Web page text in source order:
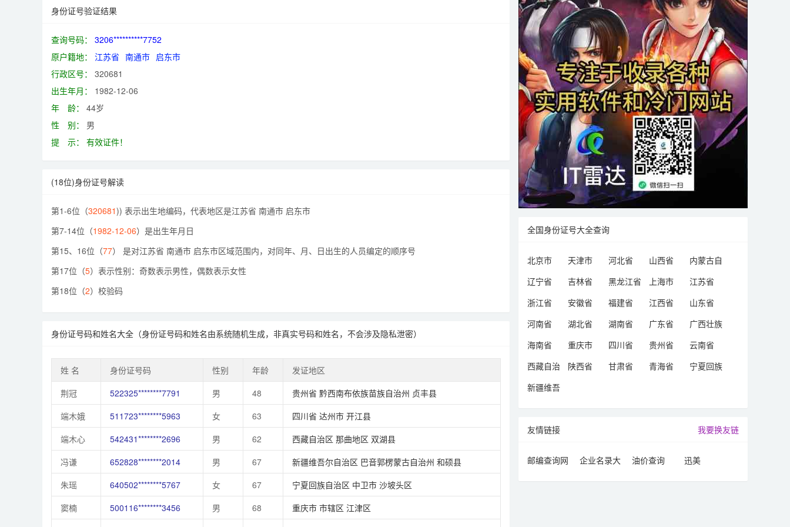
身份证号验证结果
查询号码：
3206**********7752
原户籍地：
江苏省 南通市 启东市
行政区号：
320681
出生年月：
1982-12-06
年 龄：
44岁
性 别：
男
提 示：
有效证件！
(18位)身份证号解读
第1-6位（320681)) 表示出生地编码，代表地区是江苏省 南通市 启东市
第7-14位（1982-12-06）是出生年月日
第15、16位（77） 是对江苏省 南通市 启东市区域范围内，对同年、月、日出生的人员编定的顺序号
第17位（5）表示性别：奇数表示男性，偶数表示女性
第18位（2）校验码
身份证号码和姓名大全（身份证号码和姓名由系统随机生成，非真实号码和姓名，不会涉及隐私泄密）
姓 名 身份证号码 性别 年龄
发证地区
荆冠
522325********7791 男 48 贵州省 黔西南布依族苗族自治州 贞丰县
端木娥
511723********5963 女 63 四川省 达州市 开江县
端木心
542431********2696 男 62 西藏自治区 那曲地区 双湖县
冯谦
652828********2014 男 67 新疆维吾尔自治区 巴音郭楞蒙古自治州 和硕县
朱瑶
640502********5767 女 67 宁夏回族自治区 中卫市 沙坡头区
窦楠
500116********3456 男 68 重庆市 市辖区 江津区
全国身份证号大全查询
北京市 天津市 河北省 山西省
内蒙古自
治区
辽宁省 吉林省 黑龙江省 上海市
江苏省
浙江省
安徽省 福建省 江西省
山东省
河南省
湖北省 湖南省 广东省
广西壮族
自治区
海南省 重庆市 四川省 贵州省
云南省
西藏自治
区
陕西省 甘肃省 青海省
宁夏回族
新疆维吾
友情链接 我要换友链
邮编查询网
企业名录大
油价查询 迅美